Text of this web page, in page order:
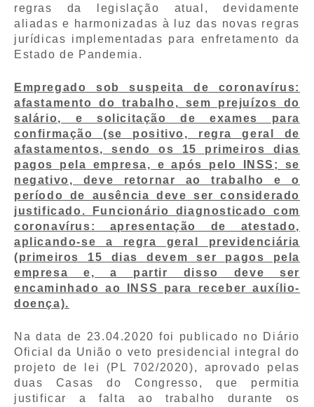
regras da legislação atual, devidamente
aliadas e harmonizadas à luz das novas regras
jurídicas implementadas para enfretamento da
Estado de Pandemia.
Empregado sob suspeita de coronavírus:
afastamento do trabalho, sem prejuízos do
salário, e solicitação de exames para
confirmação (se positivo, regra geral de
afastamentos, sendo os 15 primeiros dias
pagos pela empresa, e após pelo INSS; se
negativo, deve retornar ao trabalho e o
período de ausência deve ser considerado
justificado. Funcionário diagnosticado com
coronavírus: apresentação de atestado,
aplicando-se a regra geral previdenciária
(primeiros 15 dias devem ser pagos pela
empresa e, a partir disso deve ser
encaminhado ao INSS para receber auxílio-
doença).
Na data de 23.04.2020 foi publicado no Diário
Oficial da União o veto presidencial integral do
projeto de lei (PL 702/2020), aprovado pelas
duas Casas do Congresso, que permitia
justificar a falta ao trabalho durante os